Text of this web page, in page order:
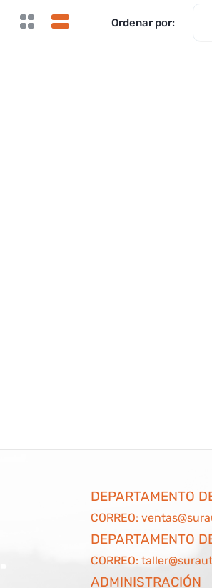
Ordenar por:
DEPARTAMENTO
CORREO:
DEPARTAMENTO
CORREO:
ADMINISTRACIÓN